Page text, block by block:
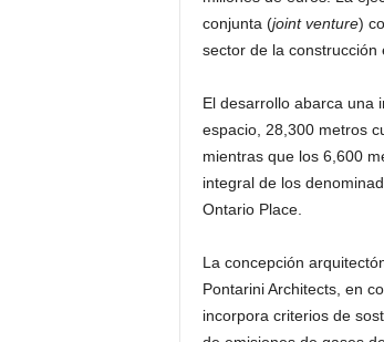
conjunta (joint venture)
sector de la construcción
El desarrollo abarca una
espacio, 28,300 metros
mientras que los 6,600
integral de los
Ontario Place.
La concepción
Pontarini Architects, en
incorpora criterios de